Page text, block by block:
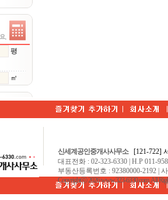
평
㎡
신세계공인중개사사무소[121-722]
대표전화 : 02-323-6330 | H.P 011-
부동산등록번호 : 92380000-2192 |
Copyrightⓒ 2026 www.323-6330.com. All